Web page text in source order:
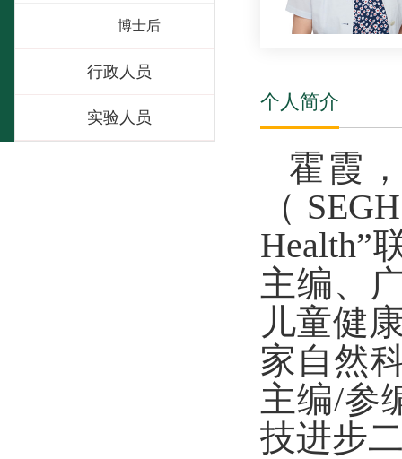
博士后
行政人员
实验人员
个人简介
霍霞
（
Health”
主编、
儿童健
家自然
主编/参
技进步